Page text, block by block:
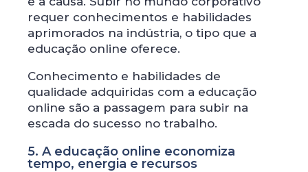
requer conhecimentos e habilidades
aprimorados na indústria, o tipo que a
educação online oferece.
Conhecimento e habilidades de
qualidade adquiridas com a educação
online são a passagem para subir na
escada do sucesso no trabalho.
5. A educação online economiza
tempo, energia e recursos